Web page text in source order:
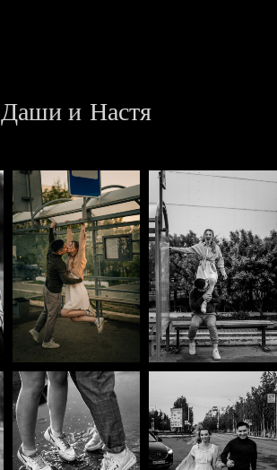
Даши и Настя